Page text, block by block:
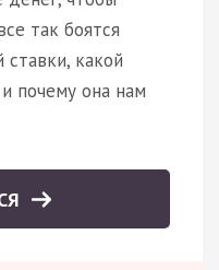
так боятся
какой
почему она нам